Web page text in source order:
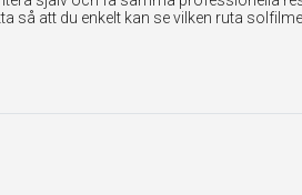
så att du enkelt kan se vilken ruta